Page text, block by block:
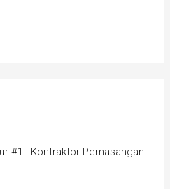
#1 | Kontraktor Pemasangan